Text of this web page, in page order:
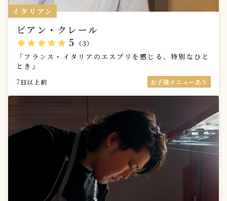
イタリアン
ビアン・クレール
star star star star star 5
（3）
「フランス・イタリアのエスプリを感じる、特別なひと
とき」
7日以上前 お子様メニューあり